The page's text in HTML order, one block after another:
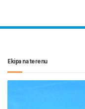
Ekipa na terenu